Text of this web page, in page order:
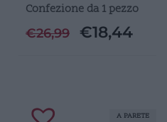
Confezione da 1 pezzo
€26,99 €18,44
A PARETE